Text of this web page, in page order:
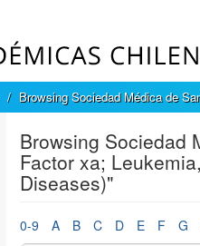
Browsing Sociedad Médica de
Browsing Sociedad
Factor xa;
Diseases)"
0-9 A B C D E F G